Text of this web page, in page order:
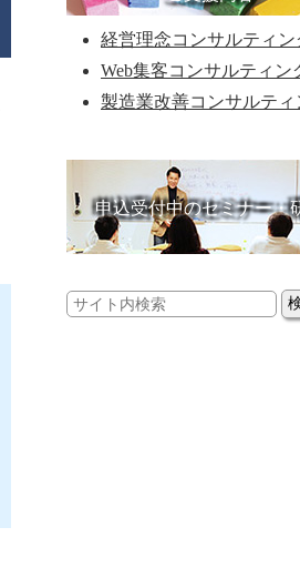
経営理念コンサルティン
Web集客コンサルティン
製造業改善コンサルティ
申込受付中のセミナー・